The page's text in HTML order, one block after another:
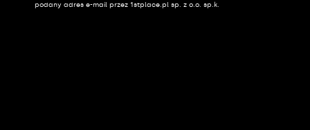
podany adres e-mail przez 1stplace.pl sp. z o.o. sp.k.